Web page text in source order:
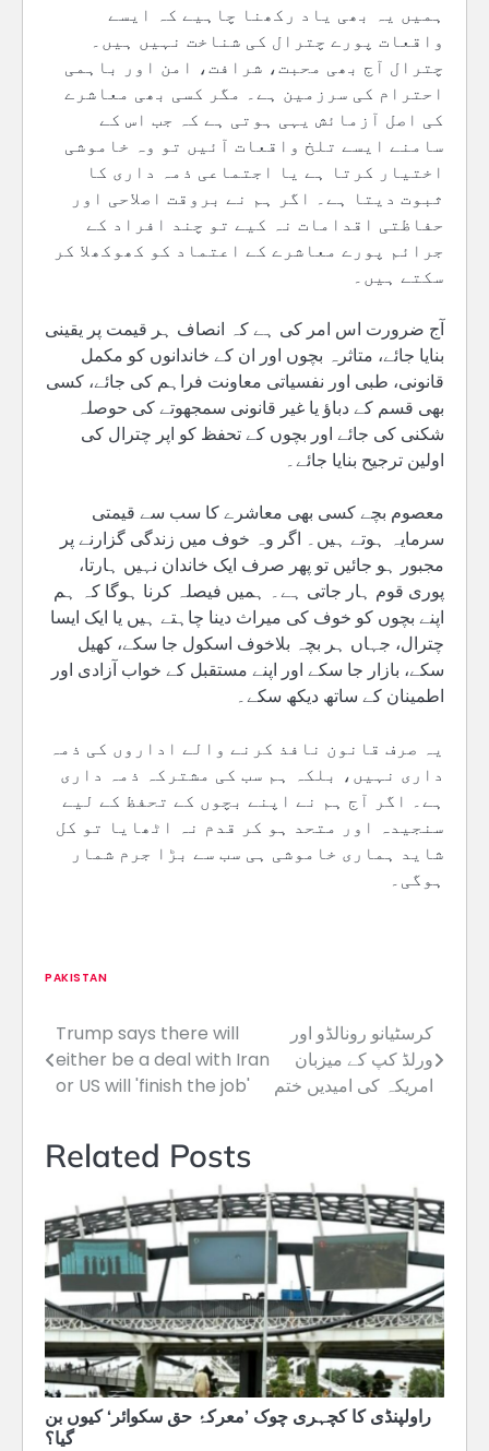
ہمیں یہ بھی یاد رکھنا چاہیے کہ ایسے
واقعات پورے چترال کی شناخت نہیں ہیں۔
چترال آج بھی محبت، شرافت، امن اور باہمی
احترام کی سرزمین ہے۔ مگر کسی بھی معاشرے
کی اصل آزمائش یہی ہوتی ہے کہ جب اس کے
سامنے ایسے تلخ واقعات آئیں تو وہ خاموشی
اختیار کرتا ہے یا اجتماعی ذمہ داری کا
ثبوت دیتا ہے۔ اگر ہم نے بروقت اصلاحی اور
حفاظتی اقدامات نہ کیے تو چند افراد کے
جرائم پورے معاشرے کے اعتماد کو کھوکھلا کر
سکتے ہیں۔
آج ضرورت اس امر کی ہے کہ انصاف ہر قیمت پر یقینی
بنایا جائے، متاثرہ بچوں اور ان کے خاندانوں کو مکمل
قانونی، طبی اور نفسیاتی معاونت فراہم کی جائے، کسی
بھی قسم کے دباؤ یا غیر قانونی سمجھوتے کی حوصلہ
شکنی کی جائے اور بچوں کے تحفظ کو اپر چترال کی
اولین ترجیح بنایا جائے۔
معصوم بچے کسی بھی معاشرے کا سب سے قیمتی
سرمایہ ہوتے ہیں۔ اگر وہ خوف میں زندگی گزارنے پر
مجبور ہو جائیں تو پھر صرف ایک خاندان نہیں ہارتا،
پوری قوم ہار جاتی ہے۔ ہمیں فیصلہ کرنا ہوگا کہ ہم
اپنے بچوں کو خوف کی میراث دینا چاہتے ہیں یا ایک ایسا
چترال، جہاں ہر بچہ بلاخوف اسکول جا سکے، کھیل
سکے، بازار جا سکے اور اپنے مستقبل کے خواب آزادی اور
اطمینان کے ساتھ دیکھ سکے۔
یہ صرف قانون نافذ کرنے والے اداروں کی ذمہ
داری نہیں، بلکہ ہم سب کی مشترکہ ذمہ داری
ہے۔ اگر آج ہم نے اپنے بچوں کے تحفظ کے لیے
سنجیدہ اور متحد ہو کر قدم نہ اٹھایا تو کل
شاید ہماری خاموشی ہی سب سے بڑا جرم شمار
ہوگی۔
PAKISTAN
Post
navigation
Trump says there will
either be a deal with Iran
or US will 'finish the job'
کرسٹیانو رونالڈو اور
ورلڈ کپ کے میزبان
امریکہ کی امیدیں ختم
Related Posts
راولپنڈی کا کچہری چوک ’معرکۂ حق سکوائر‘ کیوں بن
گیا؟